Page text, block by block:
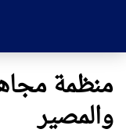
منظمة
والمصير